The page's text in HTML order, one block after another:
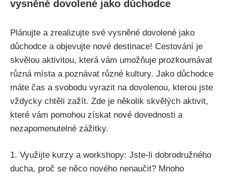
⁤vysněné dovolené jako ⁤důchodce
Plánujte a⁢ zrealizujte své ‌vysněné dovolené jako
důchodce a objevujte ‌nové destinace! Cestování je
skvělou aktivitou,‍ která vám umožňuje prozkoumávat
různá‍ místa‍ a poznávat různé​ kultury. Jako důchodce
máte ⁤čas a svobodu vyrazit na dovolenou, kterou jste
vždycky chtěli zažít. Zde je několik ⁢skvělých aktivit,
které vám pomohou získat nové dovednosti ⁢a
nezapomenutelné zážitky.
1. Využijte⁣ kurzy a workshopy: Jste-li dobrodružného‍
ducha, proč se​ něco nového nenaučit? Mnoho